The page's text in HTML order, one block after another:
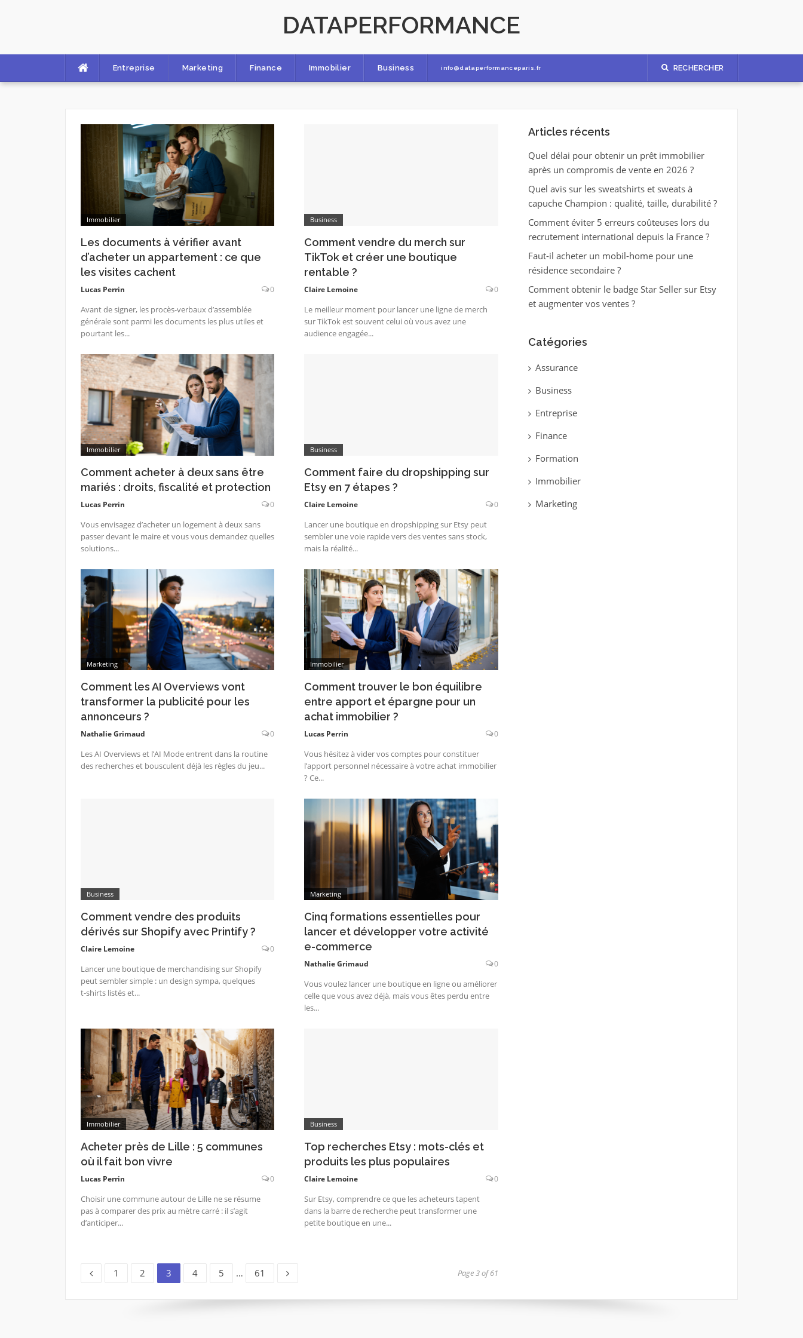
DATAPERFORMANCE
Entreprise Marketing Finance Immobilier Business info@dataperformanceparis.fr RECHERCHER
Immobilier
Les documents à vérifier avant
d’acheter un appartement : ce que
les visites cachent
Lucas Perrin 0
Avant de signer, les procès-verbaux d’assemblée
générale sont parmi les documents les plus utiles et
pourtant les...
Business
Comment vendre du merch sur
TikTok et créer une boutique
rentable ?
Claire Lemoine 0
Le meilleur moment pour lancer une ligne de merch
sur TikTok est souvent celui où vous avez une
audience engagée...
Immobilier
Comment acheter à deux sans être
mariés : droits, fiscalité et protection
Lucas Perrin 0
Vous envisagez d’acheter un logement à deux sans
passer devant le maire et vous vous demandez quelles
solutions...
Business
Comment faire du dropshipping sur
Etsy en 7 étapes ?
Claire Lemoine 0
Lancer une boutique en dropshipping sur Etsy peut
sembler une voie rapide vers des ventes sans stock,
mais la réalité...
Marketing
Comment les AI Overviews vont
transformer la publicité pour les
annonceurs ?
Nathalie Grimaud 0
Les AI Overviews et l’AI Mode entrent dans la routine
des recherches et bousculent déjà les règles du jeu...
Immobilier
Comment trouver le bon équilibre
entre apport et épargne pour un
achat immobilier ?
Lucas Perrin 0
Vous hésitez à vider vos comptes pour constituer
l’apport personnel nécessaire à votre achat immobilier
? Ce...
Business
Comment vendre des produits
dérivés sur Shopify avec Printify ?
Claire Lemoine 0
Lancer une boutique de merchandising sur Shopify
peut sembler simple : un design sympa, quelques
t‑shirts listés et...
Marketing
Cinq formations essentielles pour
lancer et développer votre activité
e-commerce
Nathalie Grimaud 0
Vous voulez lancer une boutique en ligne ou améliorer
celle que vous avez déjà, mais vous êtes perdu entre
les...
Immobilier
Acheter près de Lille : 5 communes
où il fait bon vivre
Lucas Perrin 0
Choisir une commune autour de Lille ne se résume
pas à comparer des prix au mètre carré : il s’agit
d’anticiper...
Business
Top recherches Etsy : mots-clés et
produits les plus populaires
Claire Lemoine 0
Sur Etsy, comprendre ce que les acheteurs tapent
dans la barre de recherche peut transformer une
petite boutique en une...
Page
1 Page
2 Page
3 Page
4 Page
5 … Page
61 Page 3 of 61
Articles récents
Quel délai pour obtenir un prêt immobilier
après un compromis de vente en 2026 ?
Quel avis sur les sweatshirts et sweats à
capuche Champion : qualité, taille, durabilité ?
Comment éviter 5 erreurs coûteuses lors du
recrutement international depuis la France ?
Faut-il acheter un mobil-home pour une
résidence secondaire ?
Comment obtenir le badge Star Seller sur Etsy
et augmenter vos ventes ?
Catégories
Assurance
Business
Entreprise
Finance
Formation
Immobilier
Marketing